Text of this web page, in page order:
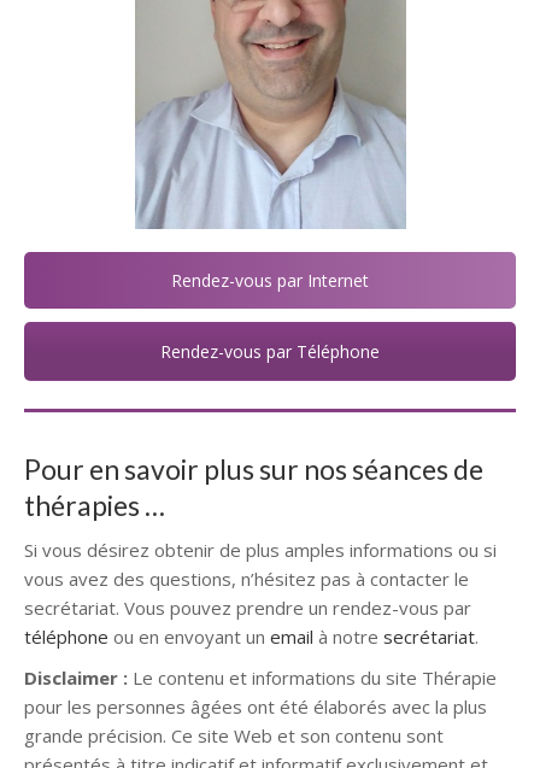
Rendez-vous par Internet
Rendez-vous par Téléphone
Pour en savoir plus sur nos séances de
thérapies …
Si vous désirez obtenir de plus amples informations ou si
vous avez des questions, n’hésitez pas à contacter le
secrétariat. Vous pouvez prendre un rendez-vous par
téléphone ou en envoyant un email à notre secrétariat.
Disclaimer : Le contenu et informations du site Thérapie
pour les personnes âgées ont été élaborés avec la plus
grande précision. Ce site Web et son contenu sont